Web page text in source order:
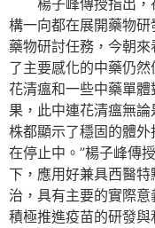
楊子峰傳授指出，
構一向都在展開藥物
藥物研討任務，今朝
了主要感化的中藥仍然
花清瘟和一些中藥單
果，此中連花清瘟無
株都顯示了穩固的體
在停止中。”楊子峰傳
下，應用好兼具西醫
治，具有主要的實際
積極推進疫苗的研發